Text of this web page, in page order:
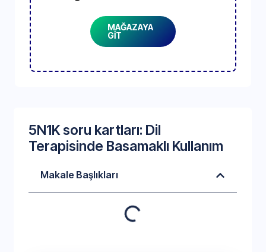
MAĞAZAYA
GİT
5N1K soru kartları: Dil
Terapisinde Basamaklı Kullanım
Makale Başlıkları